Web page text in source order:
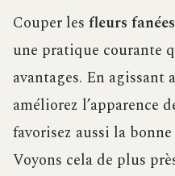
Couper les fleurs fanées
une pratique courante
avantages. En agissant
améliorez l’apparence
favorisez aussi la
Voyons cela de plus